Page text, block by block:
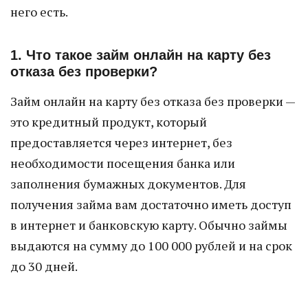
него есть.
1. Что такое займ онлайн на карту без
отказа без проверки?
Займ онлайн на карту без отказа без проверки —
это кредитный продукт, который
предоставляется через интернет, без
необходимости посещения банка или
заполнения бумажных документов. Для
получения займа вам достаточно иметь доступ
в интернет и банковскую карту. Обычно займы
выдаются на сумму до 100 000 рублей и на срок
до 30 дней.